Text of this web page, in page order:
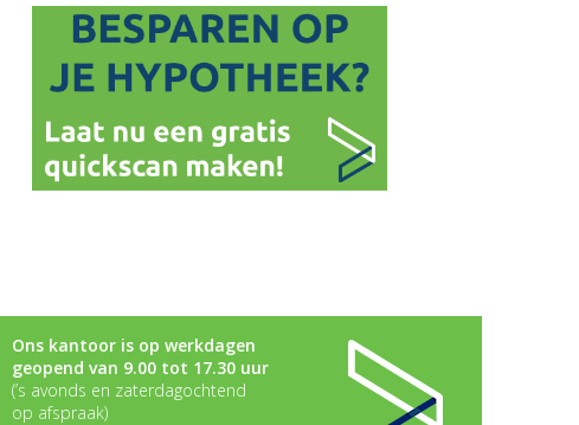
Ons kantoor is op werkdagen
geopend van 9.00 tot 17.30 uur
(’s avonds en zaterdagochtend
op afspraak)